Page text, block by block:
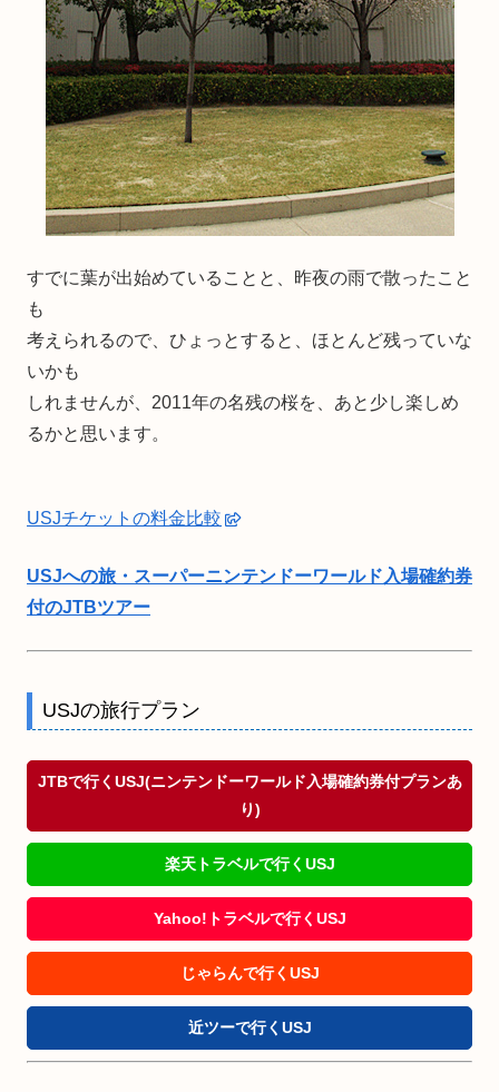
すでに葉が出始めていることと、昨夜の雨で散ったこと
も
考えられるので、ひょっとすると、ほとんど残っていな
いかも
しれませんが、2011年の名残の桜を、あと少し楽しめ
るかと思います。
USJチケットの料金比較
USJへの旅・スーパーニンテンドーワールド入場確約券
付のJTBツアー
USJの旅行プラン
JTBで行くUSJ(ニンテンドーワールド入場確約券付プランあ
り)
楽天トラベルで行くUSJ
Yahoo!トラベルで行くUSJ
じゃらんで行くUSJ
近ツーで行くUSJ